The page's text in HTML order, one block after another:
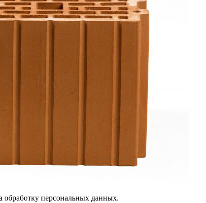
обработку персональных данных.